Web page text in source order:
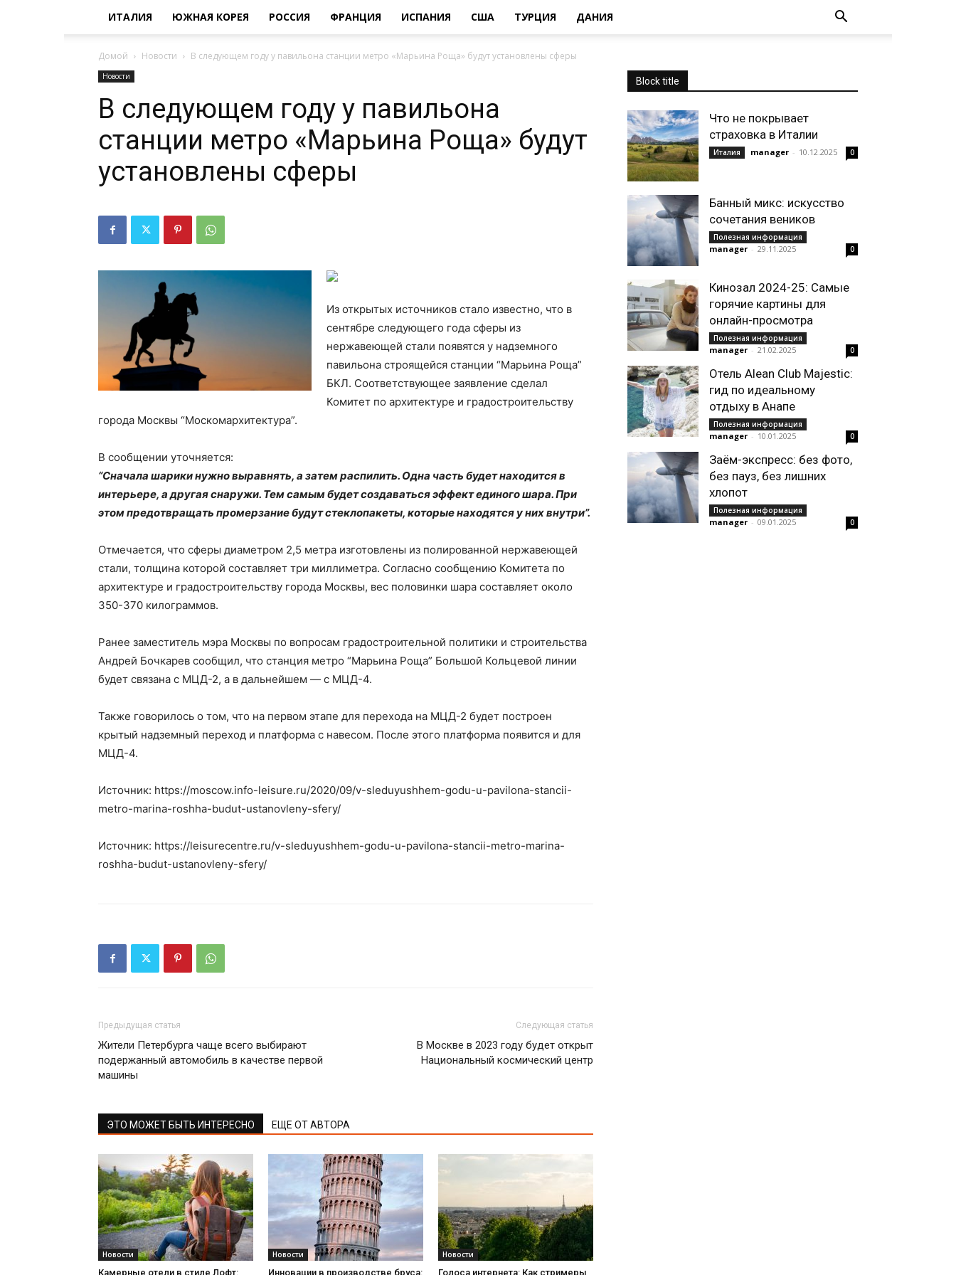
ИТАЛИЯ ЮЖНАЯ КОРЕЯ РОССИЯ ФРАНЦИЯ ИСПАНИЯ США ТУРЦИЯ ДАНИЯ
Домой Новости В следующем году у павильона станции метро «Марьина Роща» будут установлены сферы
Новости
В следующем году у павильона
станции метро «Марьина Роща» будут
установлены сферы
Из открытых источников стало известно, что в
сентябре следующего года сферы из
нержавеющей стали появятся у надземного
павильона строящейся станции “Марьина Роща”
БКЛ. Соответствующее заявление сделал
Комитет по архитектуре и градостроительству
города Москвы “Москомархитектура”.
В сообщении уточняется:
“Сначала шарики нужно выравнять, а затем распилить. Одна часть будет находится в
интерьере, а другая снаружи. Тем самым будет создаваться эффект единого шара. При
этом предотвращать промерзание будут стеклопакеты, которые находятся у них внутри”.
Отмечается, что сферы диаметром 2,5 метра изготовлены из полированной нержавеющей
стали, толщина которой составляет три миллиметра. Согласно сообщению Комитета по
архитектуре и градостроительству города Москвы, вес половинки шара составляет около
350-370 килограммов.
Ранее заместитель мэра Москвы по вопросам градостроительной политики и строительства
Андрей Бочкарев сообщил, что станция метро “Марьина Роща” Большой Кольцевой линии
будет связана с МЦД-2, а в дальнейшем — с МЦД-4.
Также говорилось о том, что на первом этапе для перехода на МЦД-2 будет построен
крытый надземный переход и платформа с навесом. После этого платформа появится и для
МЦД-4.
Источник: https://moscow.info-leisure.ru/2020/09/v-sleduyushhem-godu-u-pavilona-stancii-
metro-marina-roshha-budut-ustanovleny-sfery/
Источник: https://leisurecentre.ru/v-sleduyushhem-godu-u-pavilona-stancii-metro-marina-
roshha-budut-ustanovleny-sfery/
Предыдущая статья
Жители Петербурга чаще всего выбирают
подержанный автомобиль в качестве первой
машины
Следующая статья
В Москве в 2023 году будет открыт
Национальный космический центр
ЭТО МОЖЕТ БЫТЬ ИНТЕРЕСНО ЕЩЕ ОТ АВТОРА
Новости
Камерные отели в стиле Лофт:
Новости
Инновации в производстве бруса:
Новости
Голоса интернета: Как стримеры
Block title
Что не покрывает
страховка в Италии
Италия manager - 10.12.2025 0
Банный микс: искусство
сочетания веников
Полезная информация
manager - 29.11.2025 0
Кинозал 2024-25: Самые
горячие картины для
онлайн-просмотра
Полезная информация
manager - 21.02.2025 0
Отель Alean Club Majestic:
гид по идеальному
отдыху в Анапе
Полезная информация
manager - 10.01.2025 0
Заём-экспресс: без фото,
без пауз, без лишних
хлопот
Полезная информация
manager - 09.01.2025 0